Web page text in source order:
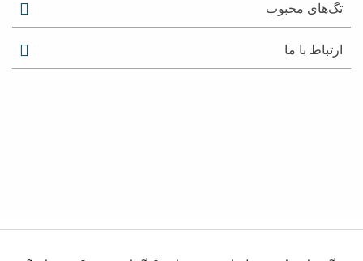
تگ‌های محبوب
ارتباط با ما